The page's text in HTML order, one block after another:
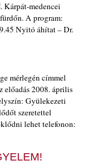
Kárpát-medencei
A program:
Nyitó áhítat – Dr.
mérlegén címmel
előadás 2008. április
Gyülekezeti
szeretettel
lehet telefonon: